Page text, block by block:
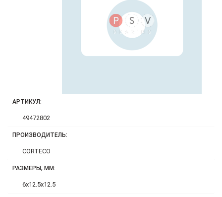
АРТИКУЛ:
49472802
ПРОИЗВОДИТЕЛЬ:
CORTECO
РАЗМЕРЫ, ММ:
6x12.5x12.5